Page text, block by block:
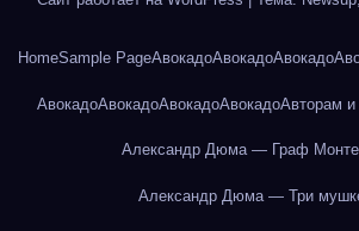
HomeSample PageАвокадоАвокадоАвокадо
АвокадоАвокадоАвокадоАвокадоАвторам и
Александр Дюма — Граф
Александр Дюма — Три